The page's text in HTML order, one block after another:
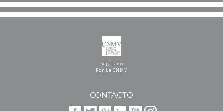
Regulado
Por La CNMV
CONTACTO